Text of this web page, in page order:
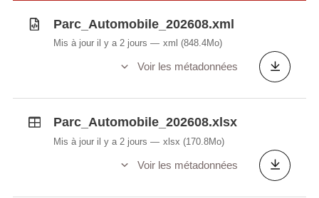
Parc_Automobile_202608.xml
Mis à jour il y a 2 jours xml (848.4Mo)
Voir les métadonnées
Parc_Automobile_202608.xlsx
Mis à jour il y a 2 jours xlsx (170.8Mo)
Voir les métadonnées